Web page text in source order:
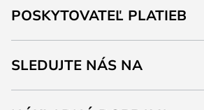
POSKYTOVATEĽ PLATIEB
SLEDUJTE NÁS NA